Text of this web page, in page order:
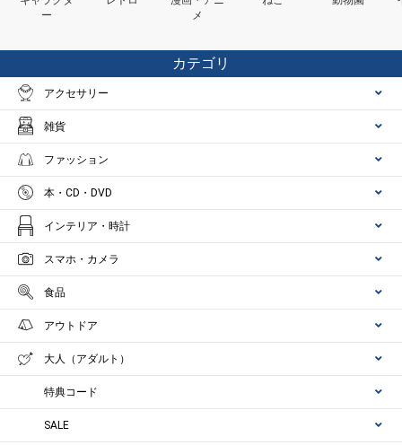
ー
メ
カテゴリ
アクセサリー
雑貨
ファッション
本・CD・DVD
インテリア・時計
スマホ・カメラ
食品
アウトドア
大人（アダルト）
特典コード
SALE